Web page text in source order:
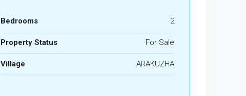
Bedrooms 2
Property Status For Sale
Village ARAKUZHA